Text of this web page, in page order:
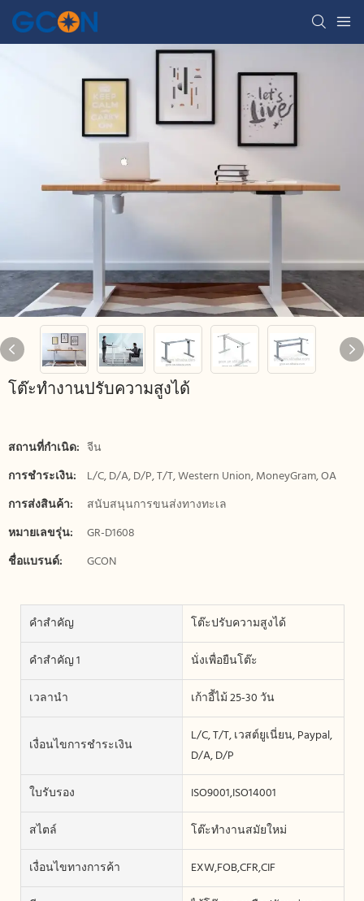
โต๊ะทำงานปรับความสูงได้
สถานที่กำเนิด: จีน
การชำระเงิน:
L/C, D/A, D/P, T/T, Western Union, MoneyGram, OA
การส่งสินค้า:
สนับสนุนการขนส่งทางทะเล
หมายเลขรุ่น:
GR-D1608
ชื่อแบรนด์:
GCON
คำสำคัญ
โต๊ะปรับความสูงได้
คำสำคัญ 1
นั่งเพื่อยืนโต๊ะ
เวลานำ
เก้าอี้ไม้ 25-30 วัน
เงื่อนไขการชำระเงิน
L/C, T/T, เวสต์ยูเนี่ยน, Paypal,
D/A, D/P
ใบรับรอง
ISO9001,ISO14001
สไตล์
โต๊ะทำงานสมัยใหม่
เงื่อนไขทางการค้า
EXW,FOB,CFR,CIF